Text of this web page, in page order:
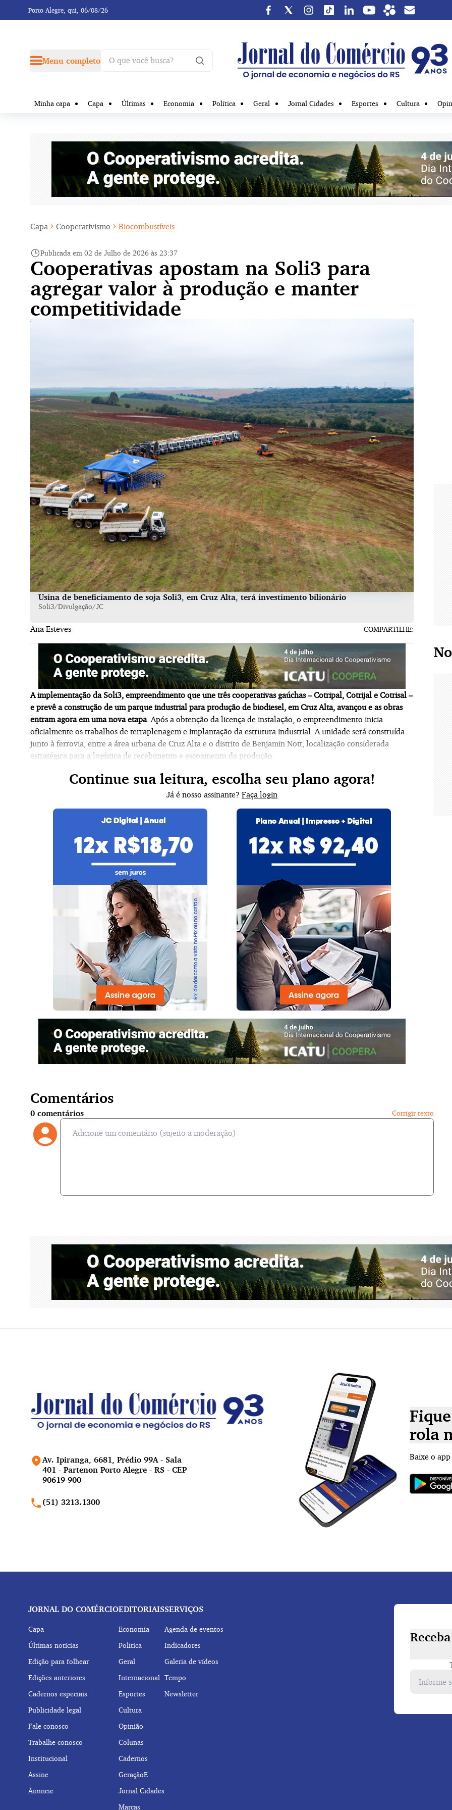
Porto Alegre, qui, 06/08/26
Menu completo
Minha capa Capa Últimas Economia Política Geral Jornal Cidades Esportes Cultura
Capa Cooperativismo Biocombustíveis
Publicada em 02 de Julho de 2026 às 23:37
Cooperativas apostam na Soli3 para
agregar valor à produção e manter
competitividade
Usina de beneficiamento de soja Soli3, em Cruz Alta, terá investimento bilionário
Soli3/Divulgação/JC
COMPARTILHE:
Ana Esteves
A implementação da Soli3, empreendimento que une três cooperativas gaúchas – Cotripal, Cotrijal e Cotrisal –
e prevê a construção de um parque industrial para produção de biodiesel, em Cruz Alta, avançou e as obras
entram agora em uma nova etapa. Após a obtenção da licença de instalação, o empreendimento inicia
oficialmente os trabalhos de terraplenagem e implantação da estrutura industrial. A unidade será construída
junto à ferrovia, entre a área urbana de Cruz Alta e o distrito de Benjamin Nott, localização considerada
estratégica para a logística de recebimento e escoamento da produção.
Continue sua leitura, escolha seu plano agora!
Já é nosso assinante? Faça login
Comentários
0 comentários Corrigir texto
Av. Ipiranga, 6681, Prédio 99A - Sala
401 - Partenon Porto Alegre - RS - CEP
90619-900
(51) 3213.1300
rola
Baixe o
JORNAL DO COMÉRCIO
Capa
Últimas notícias
Edição para folhear
Edições anteriores
Cadernos especiais
Publicidade legal
Fale conosco
Trabalhe conosco
Institucional
Assine
Anuncie
EDITORIAIS
Economia
Política
Geral
Internacional
Esportes
Cultura
Opinião
Colunas
Cadernos
GeraçãoE
Jornal Cidades
Marcas
SERVIÇOS
Agenda de eventos
Indicadores
Galeria de vídeos
Tempo
Newsletter